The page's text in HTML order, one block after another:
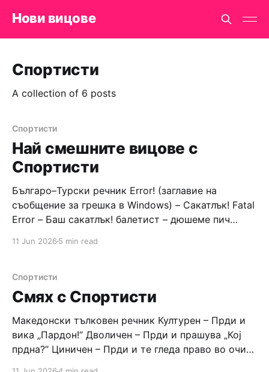
Нови вицове
Спортисти
A collection of 6 posts
Спортисти
Най смешните вицове с
Спортисти
Българо–Турски речник Error! (заглавие на
съобщение за грешка в Windows) – Сакатлък! Fatal
Error – Баш сакатлък! балетист – дюшеме пич
Площад “Славейков” – Чурулик мегдан не дразни
11 Jun 2026 5 min read
Спортисти
Смях с Спортисти
Македонски тълковен речник Културен – Прди и
вика „Пардон!“ Дволичен – Прди и прашува „Кој
прдна?“ Циничен – Прди и те гледа право во очи